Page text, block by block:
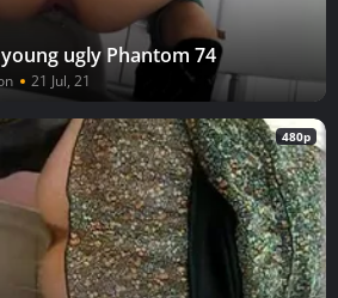
ugly Phantom 74
21 Jul, 21
480p